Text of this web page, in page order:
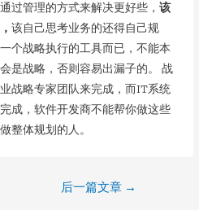
过管理的方式来解决更好些，该
该自己思考业务的还得自己规
个战略执行的工具而已，不能本
是战略，否则容易出漏子的。 战
战略专家团队来完成，而IT系统
成，软件开发商不能帮你做这些
整体规划的人。
后一篇文章 →